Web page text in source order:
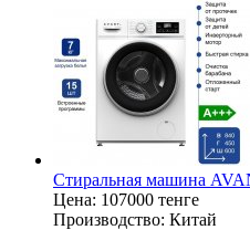
Стиральная машина
Цена: 107000 тенге
Производство: Китай